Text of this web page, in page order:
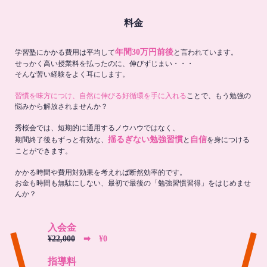
料金
学習塾にかかる費用は平均して年間30万円前後と言われています。
せっかく高い授業料を払ったのに、伸びずじまい・・・
そんな苦い経験をよく耳にします。
習慣を味方につけ、自然に伸びる好循環を手に入れる ことで、もう勉強の
悩みから解放されませんか？
秀桜会では、短期的に通用するノウハウではなく、
期間終了後もずっと有効な、 揺るぎない勉強習慣と 自信を身につける
ことができます。
かかる時間や費用対効果を考えれば断然効率的です。
お金も時間も無駄にしない、最初で最後の「勉強習慣習得」をはじめませ
んか？
入会金
¥22,000 ➡︎ ¥0
指導料